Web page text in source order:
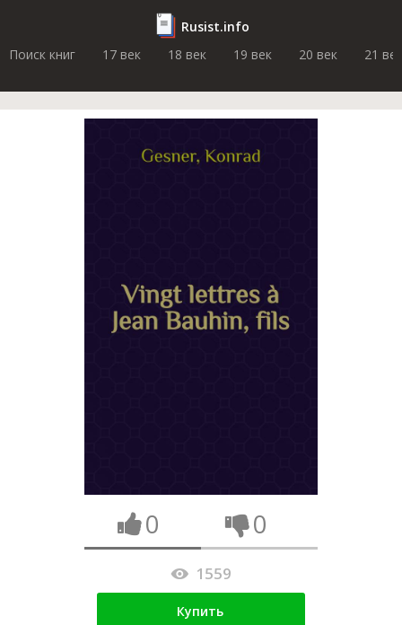
Rusist.info
Поиск книг
17 век 18 век 19 век 20 век 21 век
0 0
1559
Купить